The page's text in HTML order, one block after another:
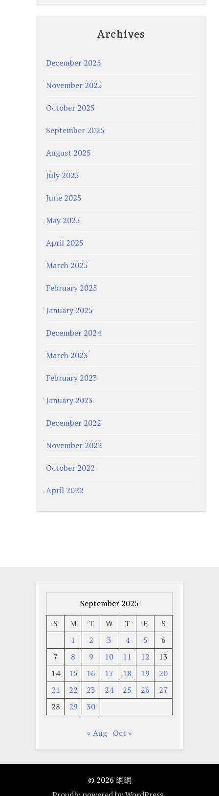
Archives
December 2025
November 2025
October 2025
September 2025
August 2025
July 2025
June 2025
May 2025
April 2025
March 2025
February 2025
January 2025
December 2024
March 2023
February 2023
January 2023
December 2022
November 2022
October 2022
April 2022
September 2025
S
M T W T F
S
1
2 3 4 5
6
7
8 9 10 11 12
13
14
15 16 17 18 19
20
21
22 23 24 25 26
27
28
29 30
« Aug Oct »
© 2026 網網